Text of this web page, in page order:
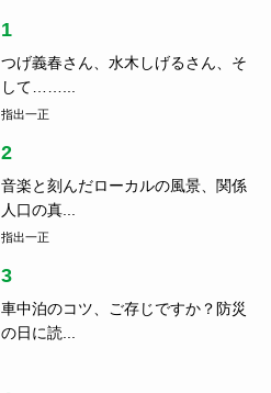
1
つげ義春さん、水木しげるさん、そ
して……...
指出一正
2
音楽と刻んだローカルの風景、関係
人口の真...
指出一正
3
車中泊のコツ、ご存じですか？防災
の日に読...